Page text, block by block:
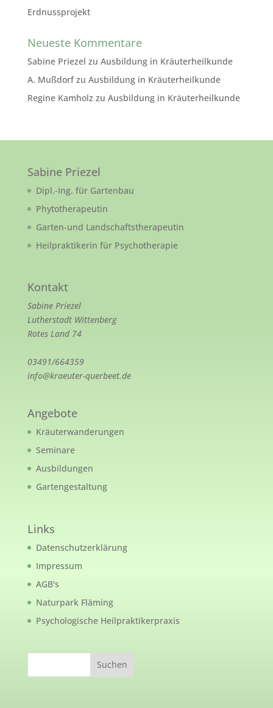
Erdnussprojekt
Neueste Kommentare
Sabine Priezel zu Ausbildung in Kräuterheilkunde
A. Mußdorfzu Ausbildung in Kräuterheilkunde
Regine Kamholz zu Ausbildung in Kräuterheilkunde
Sabine Priezel
Dipl.-Ing. für Gartenbau
Phytotherapeutin
Garten-und Landschaftstherapeutin
Heilpraktikerin für Psychotherapie
Kontakt
Sabine Priezel
Lutherstadt Wittenberg
Rotes Land 74
03491/664359
info@kraeuter-querbeet.de
Angebote
Kräuterwanderungen
Seminare
Ausbildungen
Gartengestaltung
Links
Datenschutzerklärung
Impressum
AGB's
Naturpark Fläming
Psychologische Heilpraktikerpraxis